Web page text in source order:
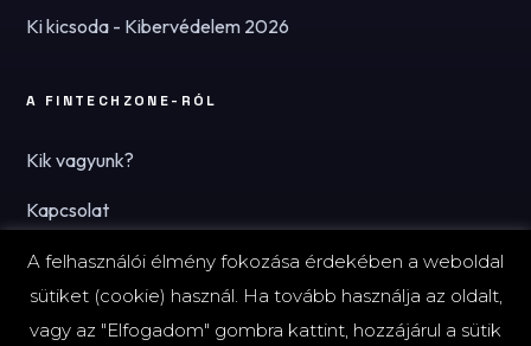
Ki kicsoda - Kibervédelem 2026
A FINTECHZONE-RÓL
Kik vagyunk?
Kapcsolat
Hírlevél
A felhasználói élmény fokozása érdekében a weboldal
sütiket (cookie) használ. Ha tovább használja az oldalt,
vagy az "Elfogadom" gombra kattint, hozzájárul a sütik